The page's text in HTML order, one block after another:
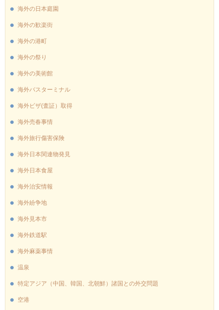
海外の日本庭園
海外の歓楽街
海外の港町
海外の祭り
海外の美術館
海外バスターミナル
海外ビザ(査証）取得
海外売春事情
海外旅行傷害保険
海外日本関連物発見
海外日本食屋
海外治安情報
海外紛争地
海外見本市
海外鉄道駅
海外麻薬事情
温泉
特定アジア（中国、韓国、北朝鮮）諸国との外交問題
空港